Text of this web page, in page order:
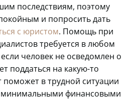
последствиям, поэтому
и попросить дать
с юристом. Помощь при
требуется в любом
человек не осведомлен о
поддаться на какую-то
в трудной ситуации
финансовыми